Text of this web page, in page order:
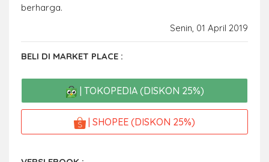
berharga.
Senin, 01 April 2019
BELI DI MARKET PLACE :
| TOKOPEDIA (DISKON 25%)
| SHOPEE (DISKON 25%)